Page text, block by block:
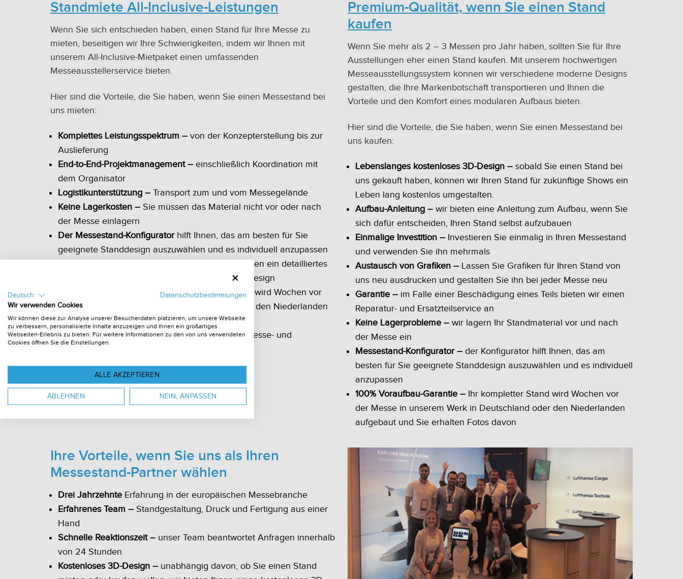
Standmiete All-Inclusive-Leistungen
Wenn Sie sich entschieden haben, einen Stand für Ihre Messe zu
mieten, beseitigen wir Ihre Schwierigkeiten, indem wir Ihnen mit
unserem All-Inclusive-Mietpaket einen umfassenden
Messeausstellerservice bieten.
Hier sind die Vorteile, die Sie haben, wenn Sie einen Messestand bei
uns mieten:
Komplettes Leistungsspektrum – von der Konzepterstellung bis zur
Auslieferung
End-to-End-Projektmanagement – einschließlich Koordination mit
dem Organisator
Logistikunterstützung – Transport zum und vom Messegelände
Keine Lagerkosten – Sie müssen das Material nicht vor oder nach
der Messe einlagern
Der Messestand-Konfiguratorhilft Ihnen, das am besten für Sie
geeignete Standdesign auszuwählen und es individuell anzupassen
Wir übermitteln Ihnen ein detailliertes
Kostenangebot zusammen mit Ihrem 3D-Stand-Design
100% Voraufbau-Garantie –Ihr kompletter Stand wird Wochen vor
der Messe in unserem Werk in Deutschland oder den Niederlanden
aufgebaut und Sie erhalten Fotos davon
Europäisches Netzwerk –wir sind in wichtigen Messe- und
Ausstellungsregionen Europas vor Ort präsent
Premium-Qualität, wenn Sie einen Stand
kaufen
Wenn Sie mehr als 2 – 3 Messen pro Jahr haben, sollten Sie für Ihre
Ausstellungen eher einen Stand kaufen. Mit unserem hochwertigen
Messeausstellungssystem können wir verschiedene moderne Designs
gestalten, die Ihre Markenbotschaft transportieren und Ihnen die
Vorteile und den Komfort eines modularen Aufbaus bieten.
Hier sind die Vorteile, die Sie haben, wenn Sie einen Messestand bei
uns kaufen:
Lebenslanges kostenloses 3D-Design – sobald Sie einen Stand bei
uns gekauft haben, können wir Ihren Stand für zukünftige Shows ein
Leben lang kostenlos umgestalten.
Aufbau-Anleitung – wir bieten eine Anleitung zum Aufbau, wenn Sie
sich dafür entscheiden, Ihren Stand selbst aufzubauen
Einmalige Investition – Investieren Sie einmalig in Ihren Messestand
und verwenden Sie ihn mehrmals
Austausch von Grafiken – Lassen Sie Grafiken für Ihren Stand von
uns neu ausdrucken und gestalten Sie ihn bei jeder Messe neu
Garantie – im Falle einer Beschädigung eines Teils bieten wir einen
Reparatur- und Ersatzteilservice an
Keine Lagerprobleme – wir lagern Ihr Standmaterial vor und nach
der Messe ein
Messestand-Konfigurator – der Konfigurator hilft Ihnen, das am
besten für Sie geeignete Standdesign auszuwählen und es individuell
anzupassen
100% Voraufbau-Garantie – Ihr kompletter Stand wird Wochen vor
der Messe in unserem Werk in Deutschland oder den Niederlanden
aufgebaut und Sie erhalten Fotos davon
Ihre Vorteile, wenn Sie uns als Ihren
Messestand-Partner wählen
Drei Jahrzehnte Erfahrung in der europäischen Messebranche
Erfahrenes Team – Standgestaltung, Druck und Fertigung aus einer
Hand
Schnelle Reaktionszeit – unser Team beantwortet Anfragen innerhalb
von 24 Stunden
Kostenloses 3D-Design – unabhängig davon, ob Sie einen Stand
Deutsch
Datenschutzbestimmungen
Wir verwenden Cookies
Wir können diese zur Analyse unserer Besucherdaten platzieren, um unsere Webseite
zu verbessern, personalisierte Inhalte anzuzeigen und Ihnen ein großartiges
Webseiten-Erlebnis zu bieten. Für weitere Informationen zu den von uns verwendeten
Cookies öffnen Sie die Einstellungen.
ALLE AKZEPTIEREN
ABLEHNEN NEIN, ANPASSEN